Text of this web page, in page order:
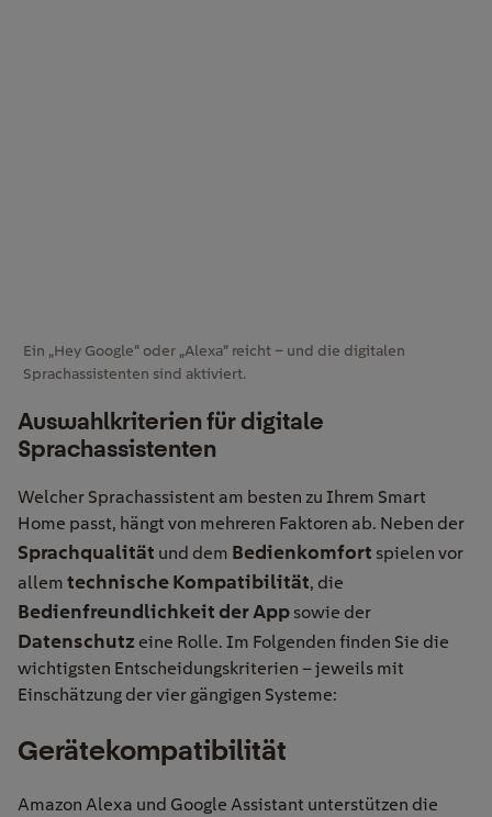
Ein „Hey Google“ oder „Alexa” reicht – und die digitalen
Sprachassistenten sind aktiviert.
Auswahlkriterien für digitale
Sprachassistenten
Welcher Sprachassistent am besten zu Ihrem Smart
Home passt, hängt von mehreren Faktoren ab. Neben der
Sprachqualität und dem Bedienkomfort spielen vor
allem technische Kompatibilität, die
Bedienfreundlichkeit derApp sowie der
Datenschutz eine Rolle. Im Folgenden finden Sie die
wichtigsten Entscheidungskriterien – jeweils mit
Einschätzung der vier gängigen Systeme:
Gerätekompatibilität
Amazon Alexa und Google Assistant unterstützen die